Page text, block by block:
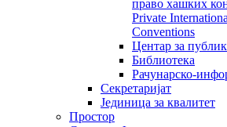
право хашких
Private
Conventions
Центар за
Библиотека
Рачунарско-
Секретаријат
Јединица за квалитет
Простор